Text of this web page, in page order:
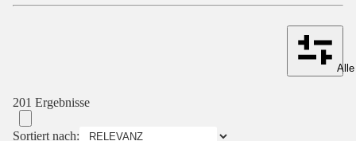
201 Ergebnisse
Sortiert nach: